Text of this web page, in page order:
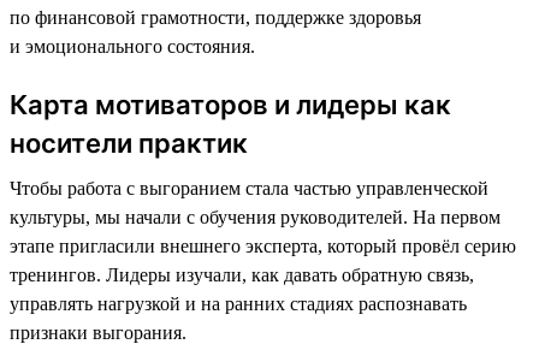
по финансовой грамотности, поддержке здоровья
и эмоционального состояния.
Карта мотиваторов и лидеры как
носители практик
Чтобы работа с выгоранием стала частью управленческой
культуры, мы начали с обучения руководителей. На первом
этапе пригласили внешнего эксперта, который провёл серию
тренингов. Лидеры изучали, как давать обратную связь,
управлять нагрузкой и на ранних стадиях распознавать
признаки выгорания.